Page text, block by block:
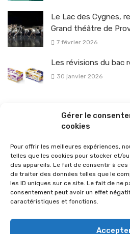
Gérer le
cookies
Pour offrir les meilleures expériences,
telles que les cookies pour stocker et/
des appareils. Le fait de consentir à
de traiter des données telles que le
les ID uniques sur ce site. Le fait de ne
consentement peut avoir un effet
caractéristiques et fonctions.
Le Lac des Cygnes,
Grand théâtre de
7 février 2026
Les révisions du bac
30 janvier 2026